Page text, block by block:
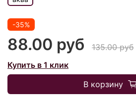
-35%
88.00 руб
135.00 руб
Купить в 1 клик
В корзину